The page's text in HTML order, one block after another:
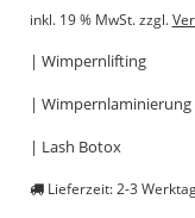
inkl. 19 % MwSt. zzgl.
| Wimpernlifting
| Wimpernlaminierung
| Lash Botox
Lieferzeit: 2-3